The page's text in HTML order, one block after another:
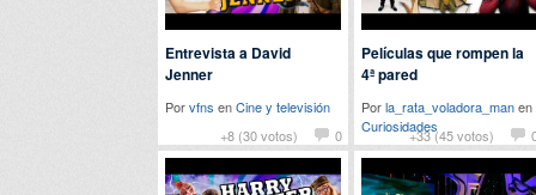
+8 (30 votos) 0
Entrevista a David
Jenner
Porvfns enCine y televisión
+33 (45 votos)
Películas que rompen la
4ª pared
Porla_rata_voladora_manen
Curiosidades